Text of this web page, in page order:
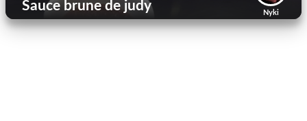
Nyki
Sauce brune de judy